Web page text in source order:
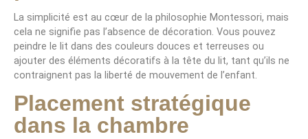
La simplicité est au cœur de la philosophie Montessori, mais
cela ne signifie pas l’absence de décoration. Vous pouvez
peindre le lit dans des couleurs douces et terreuses ou
ajouter des éléments décoratifs à la tête du lit, tant qu’ils ne
contraignent pas la liberté de mouvement de l’enfant.
Placement stratégique
dans la chambre